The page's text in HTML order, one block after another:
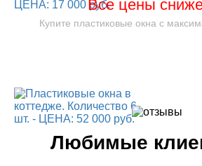
Все цены
Купите пластиковые окна с
Любимые